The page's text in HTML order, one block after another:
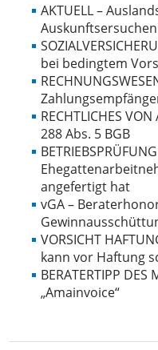
AKTUELL –
bei bedingtem
RECHTLICHES
288 Abs. 5 BGB
angefertigt hat
vGA –
VORSICHT
kann vor Haftung
BERATERTIPP
„Amainvoice“